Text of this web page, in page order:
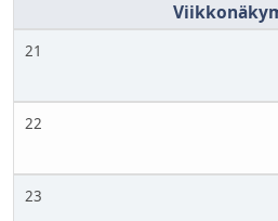
21
22
23